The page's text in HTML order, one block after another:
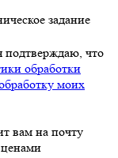
задание
подтверждаю, что
обработки
моих
вам на почту